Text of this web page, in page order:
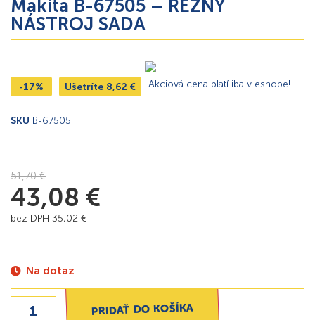
Makita B-67505 – REZNÝ
NÁSTROJ SADA
-17% Ušetríte 8,62 € Akciová cena platí iba v eshope!
SKU B-67505
51,70€
43,08 €
bez DPH 35,02 €
Na dotaz
PRIDAŤ DO KOŠÍKA